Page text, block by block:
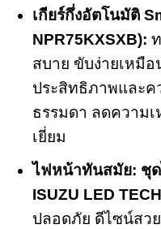
เกียร์กึ่งอัตโนมัติ
NPR75KXSXB):
สบาย ขับง่ายเหมือ
ประสิทธิภาพและ
ธรรมดา ลดความ
เยี่ยม
ไฟหน้าทันสมัย: ชุ
ISUZU LED TECH
ปลอดภัย ดีไซน์สว